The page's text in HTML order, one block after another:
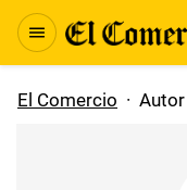
El Comercio · Autor